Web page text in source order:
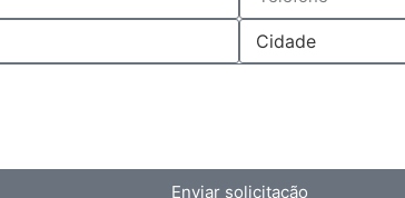
Enviar solicitação